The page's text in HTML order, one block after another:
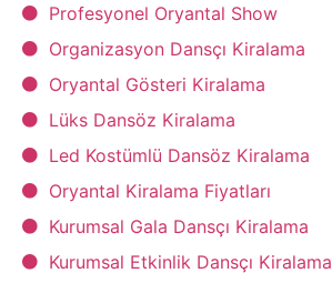
Profesyonel Oryantal Show
Organizasyon Dansçı Kiralama
Oryantal Gösteri Kiralama
Lüks Dansöz Kiralama
Led Kostümlü Dansöz Kiralama
Oryantal Kiralama Fiyatları
Kurumsal Gala Dansçı Kiralama
Kurumsal Etkinlik Dansçı Kiralama